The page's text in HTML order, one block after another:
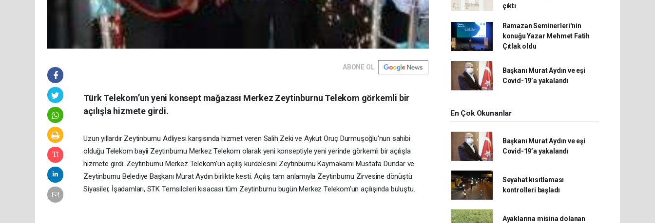
ABONE OL
Türk Telekom’un yeni konsept mağazası Merkez Zeytinburnu Telekom görkemli bir
açılışla hizmete girdi.
Uzun yıllardır Zeytinburnu Adliyesi karşısında hizmet veren Salih Zeki ve Aykut Oruç Durmuşoğlu'nun sahibi
olduğu Telekom bayii Zeytinburnu Merkez Telekom olarak yeni konseptiyle yeni yerinde görkemli bir açılışla
hizmete girdi. Zeytinburnu Merkez Telekom’un açılış kurdelesini Zeytinburnu Kaymakamı Mustafa Dündar ve
Zeytinburnu Belediye Başkanı Murat Aydın birlikte kesti. Açılış tam anlamıyla Zeytinburnu Zirvesine dönüştü.
Siyasiler, İşadamları, STK Temsilcileri kısacası tüm Zeytinburnu bugün Merkez Telekom’un açılışında buluştu.
çıktı
Ramazan Seminerleri'nin
konuğu Yazar Mehmet Fatih
Çıtlak oldu
Başkanı Murat Aydın ve eşi
Covid-19’a yakalandı
En Çok Okunanlar
Başkanı Murat Aydın ve eşi
Covid-19’a yakalandı
Seyahat kısıtlaması
kontrolleri başladı
Ayaklarına misina dolanan